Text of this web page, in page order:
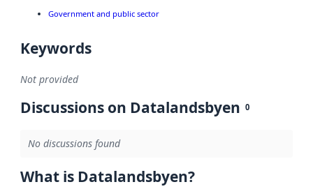
Government and public sector
Keywords
Not provided
Discussions on Datalandsbyen 0
No discussions found
What is Datalandsbyen?